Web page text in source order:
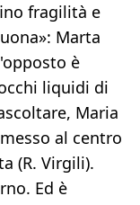
fragilità e
Marta
è
liquidi di
Maria
al centro
(R. Virgili).
Ed è